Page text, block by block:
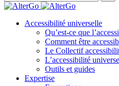
Accessibilité universelle
Qu’est-ce que
Comment être
Le Collectif
L’accessibilité
Outils et guides
Expertise